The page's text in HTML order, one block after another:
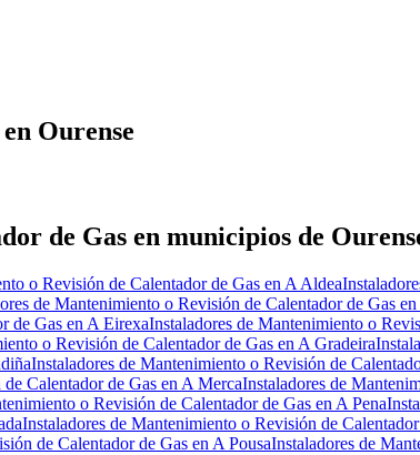
Ourense
de Gas en municipios de
o Revisión de Calentador de Gas en A Aldea
de Mantenimiento o Revisión de Calentador de Gas
de Gas en A EirexaInstaladores de Mantenimiento o
o Revisión de Calentador de Gas en A Gradeira
Instaladores de Mantenimiento o Revisión de
Calentador de Gas en A MercaInstaladores de
o Revisión de Calentador de Gas en A Pena
Instaladores de Mantenimiento o Revisión de
de Calentador de Gas en A PousaInstaladores de